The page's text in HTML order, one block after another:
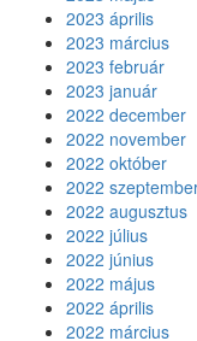
2023 április
2023 március
2023 február
2023 január
2022 december
2022 november
2022 október
2022
2022 augusztus
2022 július
2022 június
2022 május
2022 április
2022 március